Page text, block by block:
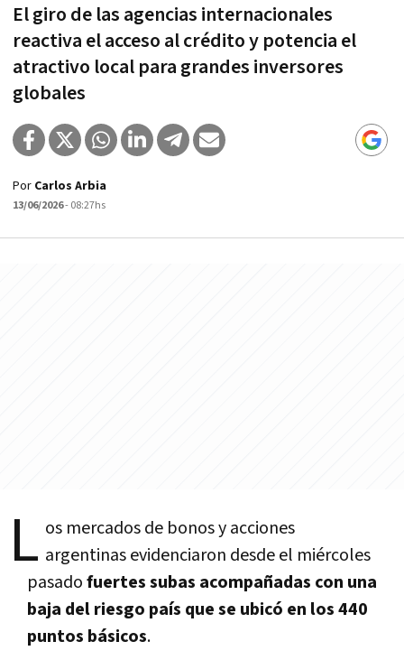
El giro de las agencias internacionales
reactiva el acceso al crédito y potencia el
atractivo local para grandes inversores
globales
Por Carlos Arbia
13/06/2026- 08:27hs
L os mercados de bonos y acciones
argentinas evidenciaron desde el miércoles
pasadofuertes subas acompañadas con una
baja del riesgo país que se ubicó en los 440
puntos básicos.